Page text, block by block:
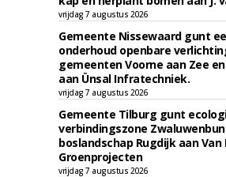
vrijdag 7 augustus 2026
Gemeente Nissewaard gunt
onderhoud openbare
gemeenten Voorne aan Zee
aan Ünsal Infratechniek.
vrijdag 7 augustus 2026
Gemeente Tilburg gunt
verbindingszone
boslandschap Rugdijk aan Van
Groenprojecten
vrijdag 7 augustus 2026